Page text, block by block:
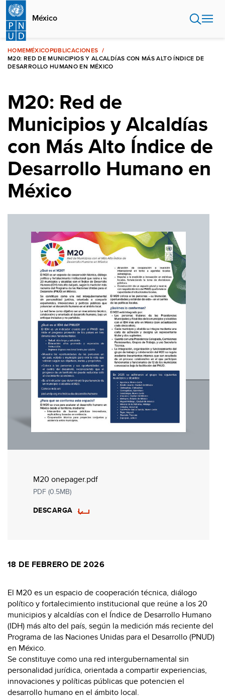
Pasar
contenido
principal
México
HOMEMÉXICOPUBLICACIONES
M20: RED DE MUNICIPIOS Y ALCALDÍAS CON MÁS ALTO ÍNDICE DE
DESARROLLO HUMANO EN MÉXICO
M20: Red de
Municipios y Alcaldías
con Más Alto Índice de
Desarrollo Humano en
México
M20 onepager.pdf
PDF (0.5MB)
DESCARGA
18 DE FEBRERO DE 2026
El M20 es un espacio de cooperación técnica, diálogo
político y fortalecimiento institucional que reúne a los 20
municipios y alcaldías con el Índice de Desarrollo Humano
(IDH) más alto del país, según la medición más reciente del
Programa de las Naciones Unidas para el Desarrollo (PNUD)
en México.
Se constituye como una red intergubernamental sin
personalidad jurídica, orientada a compartir experiencias,
innovaciones y políticas públicas que potencien el
desarrollo humano en el ámbito local.